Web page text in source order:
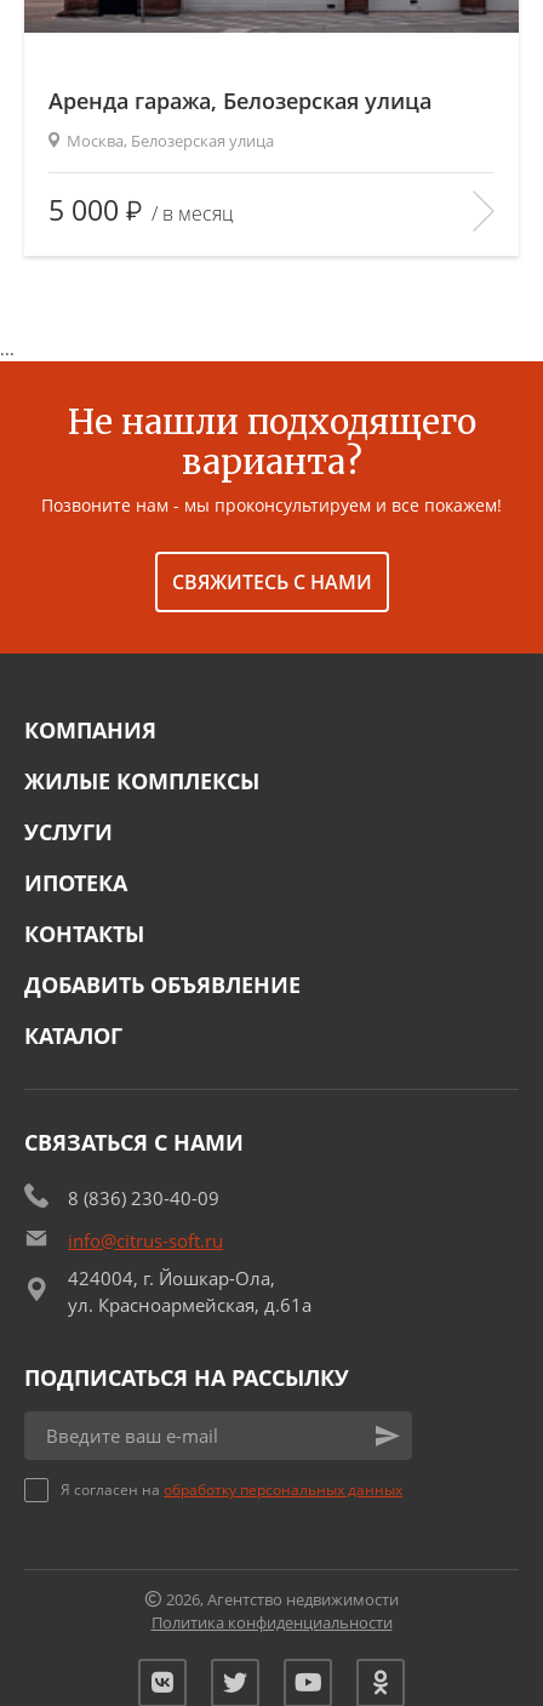
Аренда гаража, Белозерская улица
Москва, Белозерская улица
Площадь(общ. /жил. /кухня), м2:
—/—/—
Количество комнат:
—
Этаж:
—/—
5 000 / в месяц
...
Не нашли подходящего
варианта?
Позвоните нам - мы проконсультируем и все покажем!
СВЯЖИТЕСЬ С НАМИ
КОМПАНИЯ
ЖИЛЫЕ КОМПЛЕКСЫ
УСЛУГИ
ИПОТЕКА
КОНТАКТЫ
ДОБАВИТЬ ОБЪЯВЛЕНИЕ
КАТАЛОГ
СВЯЗАТЬСЯ С НАМИ
8 (836) 230-40-09
info@citrus-soft.ru
424004, г. Йошкар-Ола,
ул. Красноармейская, д.61а
ПОДПИСАТЬСЯ НА РАССЫЛКУ
Я согласен на обработку персональных данных
2026, Агентство недвижимости
Политика конфиденциальности